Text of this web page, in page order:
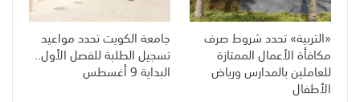
«التربية» تحدد شروط صرف
مكافأة الأعمال الممتازة
للعاملين بالمدارس ورياض
الأطفال
جامعة الكويت تحدد مواعيد
تسجيل الطلبة للفصل الأول..
البداية 9 أغسطس